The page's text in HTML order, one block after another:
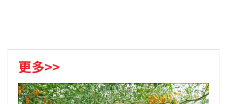
更多>>